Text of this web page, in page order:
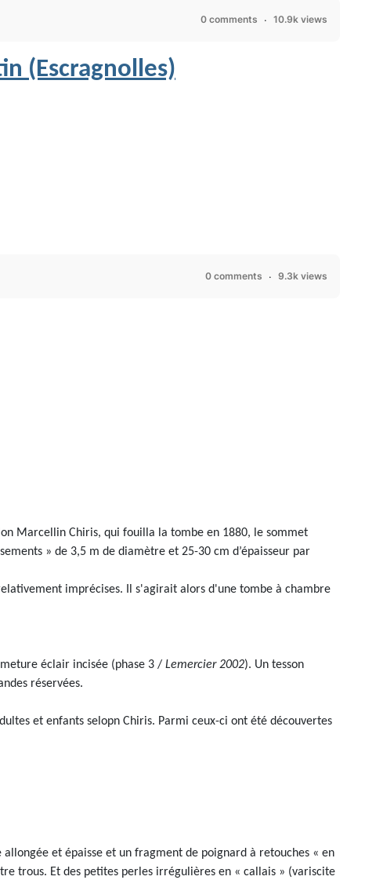
0 comments 10.9k views
(Escragnolles)
0 comments 9.3k views
Marcellin Chiris, qui fouilla la tombe en 1880, le sommet
» de 3,5 m de diamètre et 25-30 cm d’épaisseur par
imprécises. Il s'agirait alors d'une tombe à chambre
éclair incisée (phase 3 / Lemercier 2002). Un tesson
réservées.
et enfants selopn Chiris. Parmi ceux-ci ont été découvertes
et épaisse et un fragment de poignard à retouches « en
trous. Et des petites perles irrégulières en « callais » (variscite